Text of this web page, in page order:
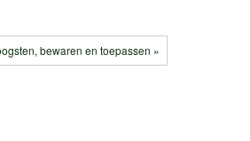
bewaren en toepassen »